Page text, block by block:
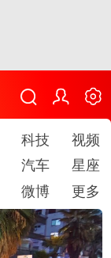
科技
视频
汽车
星座
微博 更多